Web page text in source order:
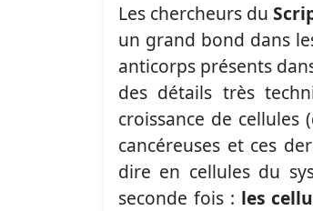
Les chercheurs du
un grand bond dans
anticorps présents
des détails très
croissance de cellules
cancéreuses et ces
dire en cellules du
seconde fois : les